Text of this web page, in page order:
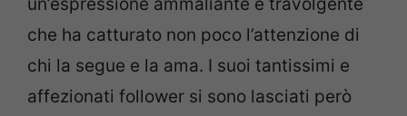
un’espressione ammaliante e travolgente
che ha catturato non poco l’attenzione di
chi la segue e la ama. I suoi tantissimi e
affezionati follower si sono lasciati però